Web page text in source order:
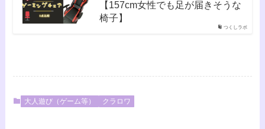
つくしラボ
【157cm女性でも足が届きそうな
椅子】
大人遊び（ゲーム等） クラロワ